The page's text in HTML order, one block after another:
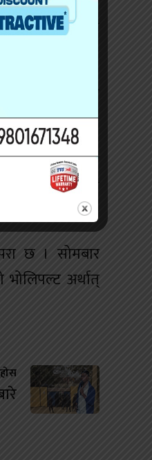
चलाएको जस्ता
क्षेत्रमा होलीका
परिक्रमा
होली मनाइने
छ । सोमबार
अर्थात्